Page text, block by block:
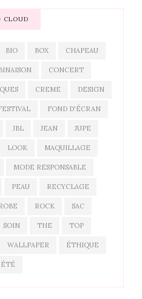
CLOUD
BIO BOX CHAPEAU
CONCERT
CREME DESIGN
FOND D'ÉCRAN
JBL JEAN JUPE
LOOK MAQUILLAGE
MODE RESPONSABLE
PEAU RECYCLAGE
ROCK SAC
SOIN THE TOP
WALLPAPER ÉTHIQUE
ÉTÉ